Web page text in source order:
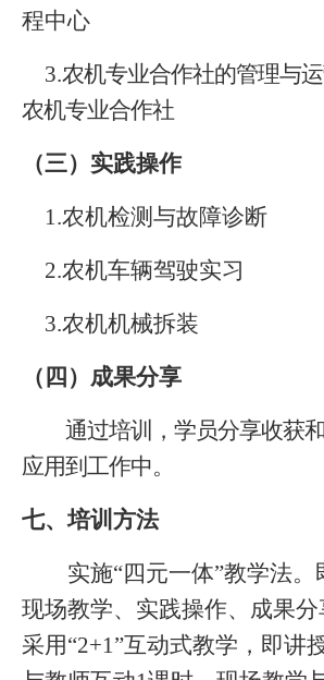
程中心
3.农机专业合作社的管理与
农机专业合作社
（三）实践操作
1.农机检测与故障诊断
2.农机车辆驾驶实习
3.农机机械拆装
（四）成果分享
通过培训，学员分享收获
应用到工作中。
七、培训方法
实施“四元一体”教学法。
现场教学、实践操作、成果
采用“2+1”互动式教学，即讲